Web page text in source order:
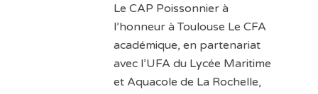
Le CAP Poissonnier à
l’honneur à Toulouse Le CFA
académique, en partenariat
avec l’UFA du Lycée Maritime
et Aquacole de La Rochelle,